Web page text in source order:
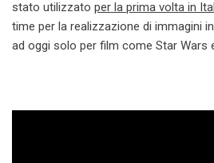
stato utilizzato per la prima volta in
time per la realizzazione di immagini
ad oggi solo per film come Star Wars